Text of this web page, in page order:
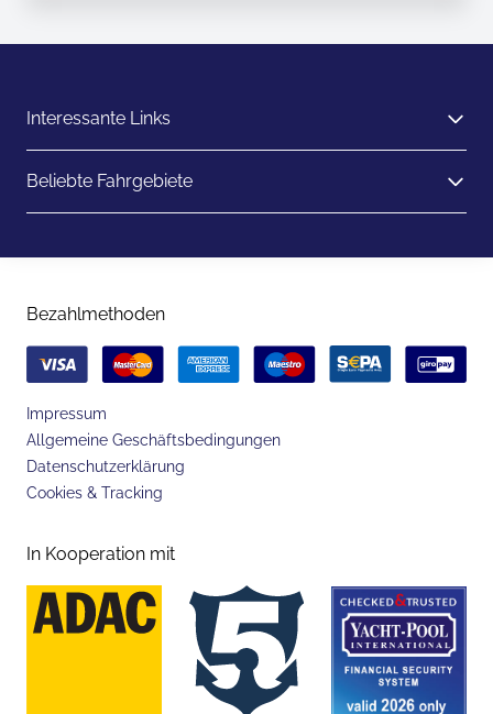
Interessante Links
Beliebte Fahrgebiete
Bezahlmethoden
Impressum
Allgemeine Geschäftsbedingungen
Datenschutzerklärung
Cookies & Tracking
In Kooperation mit